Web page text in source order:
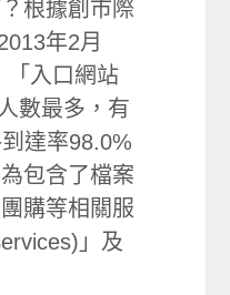
根據創市際
年2月
「入口網站
數最多，有
達率98.0%
包含了檔案
購等相關服
」及